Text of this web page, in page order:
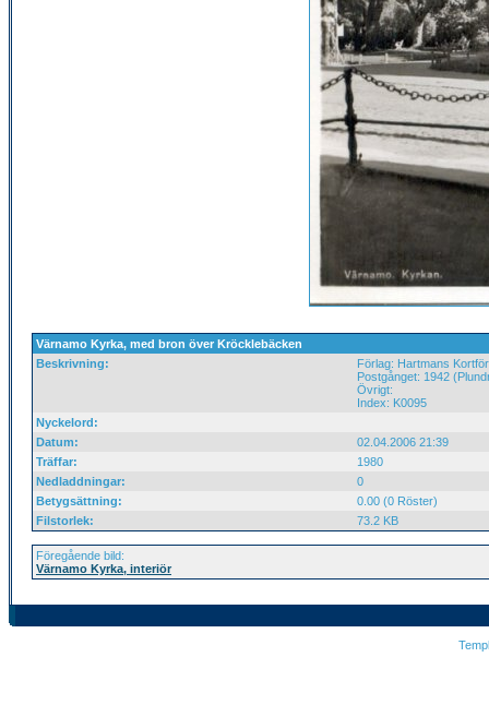
Värnamo Kyrka, med bron över Kröcklebäcken
Beskrivning:
Förlag: Hartmans
Postgånget: 1942
Övrigt:
Index: K0095
Nyckelord:
Datum:
02.04.2006 21:39
Träffar:
1980
Nedladdningar:
0
Betygsättning:
0.00 (0 Röster)
Filstorlek:
73.2 KB
Föregående bild:
Värnamo Kyrka, interiör